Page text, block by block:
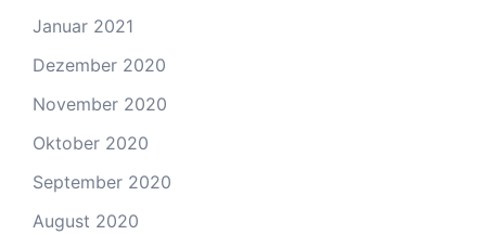
Januar 2021
Dezember 2020
November 2020
Oktober 2020
September 2020
August 2020